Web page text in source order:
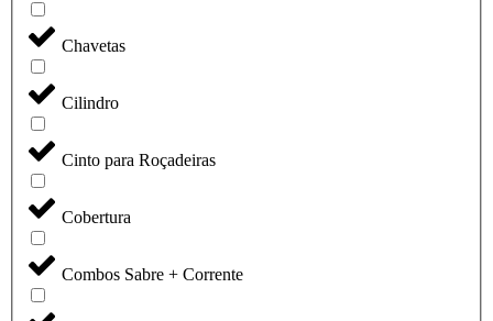
Chavetas
Cilindro
Cinto para Roçadeiras
Cobertura
Combos Sabre + Corrente